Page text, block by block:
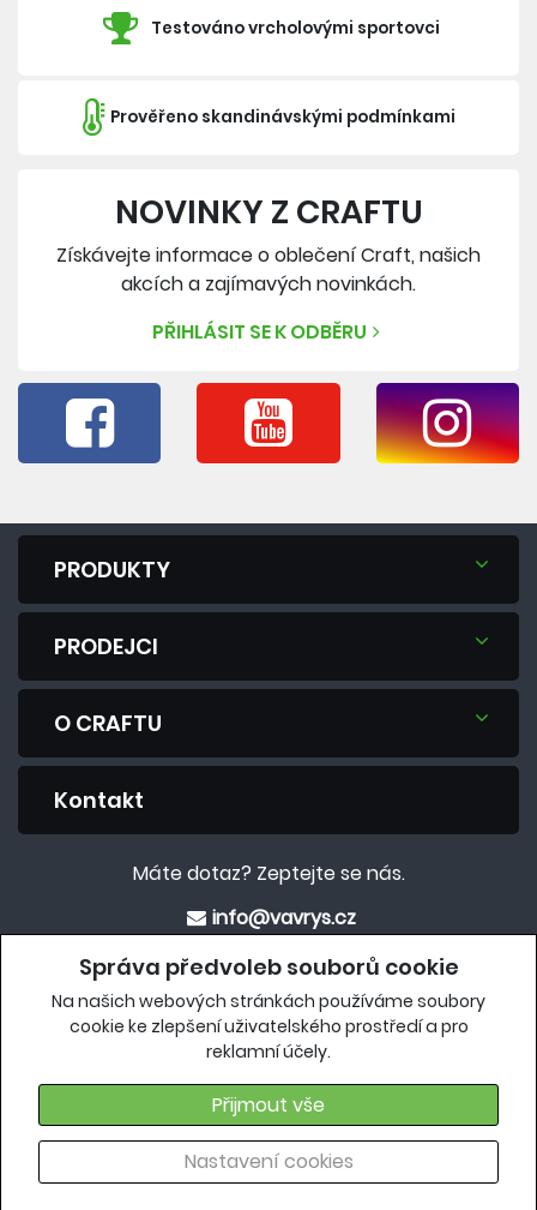
Správa předvoleb souborů cookie
Na našich webových stránkách používáme soubory
cookie ke zlepšení uživatelského prostředí a pro
reklamní účely.
Přijmout vše
Nastavení cookies
Testováno vrcholovými sportovci
Prověřeno skandinávskými podmínkami
NOVINKY Z CRAFTU
Získávejte informace o oblečení Craft, našich
akcích a zajímavých novinkách.
PŘIHLÁSIT SE K ODBĚRU
PRODUKTY
PRODEJCI
O CRAFTU
Kontakt
Máte dotaz? Zeptejte se nás.
info@vavrys.cz
+420 575 570 913
Eshop
crafteshop.vavrys.cz
Copyright 2018, Všechna práva vyhrazena |